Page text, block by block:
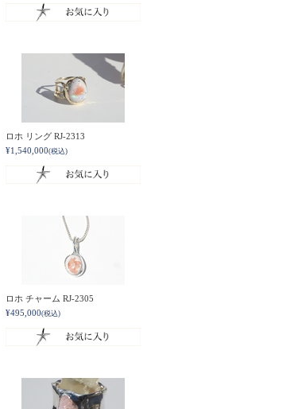
ロホ リング RJ-2313
¥1,540,000(税込)
ロホ チャーム RJ-2305
¥495,000(税込)